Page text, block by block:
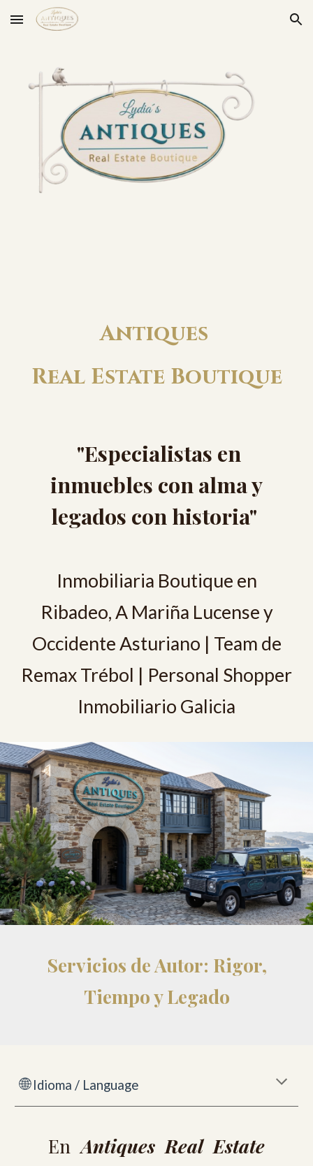
Skip to main content Skip to navigation
Antiques
Real Estate Boutique
"Especialistas en
inmuebles con alma y
legados con historia"
Inmobiliaria Boutique en
Ribadeo, A Mariña Lucense y
Occidente Asturiano | Team de
Remax Trébol | Personal Shopper
Inmobiliario Galicia
Servicios de Autor: Rigor,
Tiempo y Legado
🌐Idioma / Language
EnAntiques Real Estate